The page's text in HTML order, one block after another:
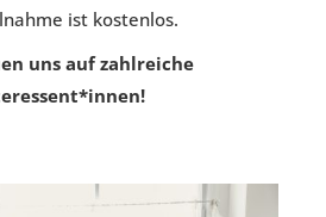
ist kostenlos.
uns auf zahlreiche